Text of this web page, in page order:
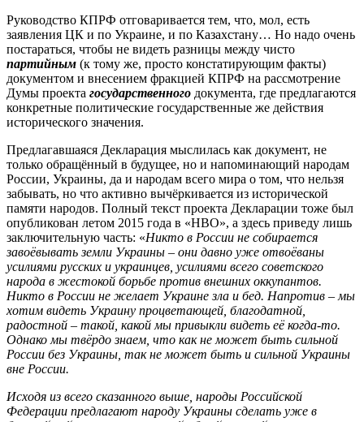
Руководство КПРФ отговаривается тем, что, мол, есть
заявления ЦК и по Украине, и по Казахстану… Но надо очень
постараться, чтобы не видеть разницы между чисто
партийным (к тому же, просто констатирующим факты)
документом и внесением фракцией КПРФ на рассмотрение
Думы проекта государственного документа, где предлагаются
конкретные политические государственные же действия
исторического значения.
Предлагавшаяся Декларация мыслилась как документ, не
только обращённый в будущее, но и напоминающий народам
России, Украины, да и народам всего мира о том, что нельзя
забывать, но что активно вычёркивается из исторической
памяти народов. Полный текст проекта Декларации тоже был
опубликован летом 2015 года в «НВО», а здесь приведу лишь
заключительную часть: «Никто в России не собирается
завоёвывать земли Украины – они давно уже отвоёваны
усилиями русских и украинцев, усилиями всего советского
народа в жестокой борьбе против внешних оккупантов.
Никто в России не желает Украине зла и бед. Напротив – мы
хотим видеть Украину процветающей, благодатной,
радостной – такой, какой мы привыкли видеть её когда-то.
Однако мы твёрдо знаем, что как не может быть сильной
России без Украины, так не может быть и сильной Украины
вне России.
Исходя из всего сказанного выше, народы Российской
Федерации предлагают народу Украины сделать уже в